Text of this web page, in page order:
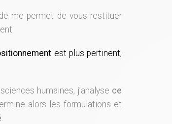
me permet de vous restituer
est plus pertinent,
humaines, j’analyse ce
alors les formulations et
.